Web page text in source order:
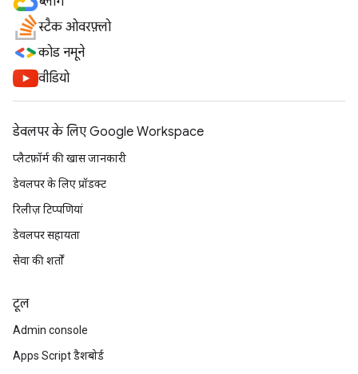
स्टैक ओवरफ़्लो
कोड नमूने
वीडियो
डेवलपर के लिए Google Workspace
प्लैटफ़ॉर्म की खास जानकारी
डेवलपर के लिए प्रॉडक्ट
रिलीज़ टिप्पणियां
डेवलपर सहायता
सेवा की शर्तों
टूल
Admin console
Apps Script डैशबोर्ड